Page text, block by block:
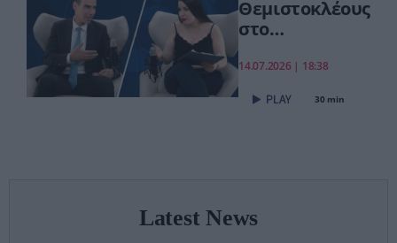
Θεμιστοκλέους
στο
«Το νέο ΕΣΥ
είναι ήδη εδώ
– Τέλος στις
14.07.2026 | 18:38
30 min
Latest News